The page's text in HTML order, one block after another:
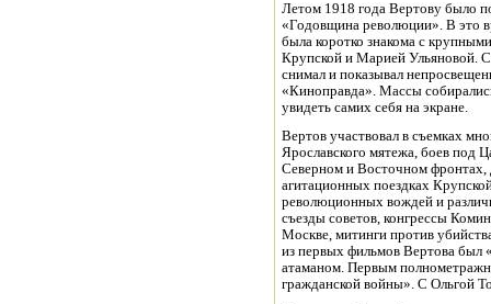
Летом 1918 года Вертову было
«Годовщина революции». В это
была коротко знакома с
Крупской и Марией Ульяновой.
снимал и показывал
«Киноправда». Массы
увидеть самих себя на экране.
Вертов участвовал в съемках
Ярославского мятежа, боев
Северном и Восточном фронтах,
агитационных поездках
революционных вождей и
съезды советов, конгрессы
Москве, митинги против
из первых фильмов Вертова
атаманом. Первым
гражданской войны». С Ольгой